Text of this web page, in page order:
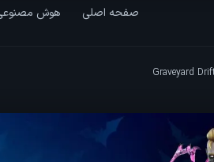
صفحه اصلی هوش